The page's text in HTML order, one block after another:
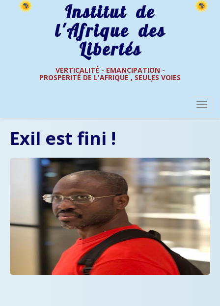
Institut de
l'Afrique des
Libertés
VERTICALITÉ - EMANCIPATION -
PROSPERITÉ DE L'AFRIQUE , SEULES VOIES
DE L'AFRIQUE DES LIBERTÉS
Exil est fini !